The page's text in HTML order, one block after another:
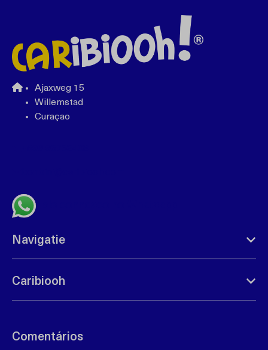
Ajaxweg 15
Willemstad
Curaçao
Navigatie
Caribiooh
Comentários